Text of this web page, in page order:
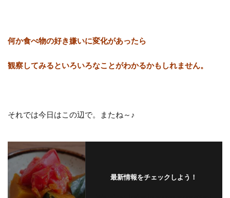
何か食べ物の好き嫌いに変化があったら
観察してみるといろいろなことがわかるかもしれません。
それでは今日はこの辺で。またね～♪
最新情報をチェックしよう！